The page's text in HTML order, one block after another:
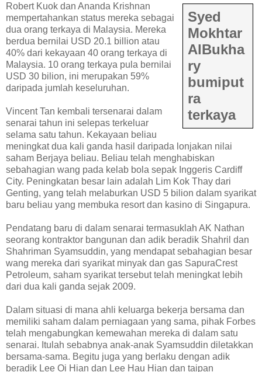
Syed
Mokhtar
AlBukha
ry
bumiput
ra
terkaya
Robert Kuok dan Ananda Krishnan
mempertahankan status mereka sebagai
dua orang terkaya di Malaysia. Mereka
berdua bernilai USD 20.1 billion atau
40% dari kekayaan 40 orang terkaya di
Malaysia. 10 orang terkaya pula bernilai
USD 30 bilion, ini merupakan 59%
daripada jumlah keseluruhan.
Vincent Tan kembali tersenarai dalam
senarai tahun ini selepas terkeluar
selama satu tahun. Kekayaan beliau
meningkat dua kali ganda hasil daripada lonjakan nilai
saham Berjaya beliau. Beliau telah menghabiskan
sebahagian wang pada kelab bola sepak Inggeris Cardiff
City. Peningkatan besar lain adalah Lim Kok Thay dari
Genting, yang telah melaburkan USD 5 bilion dalam syarikat
baru beliau yang membuka resort dan kasino di Singapura.
Pendatang baru di dalam senarai termasuklah AK Nathan
seorang kontraktor bangunan dan adik beradik Shahril dan
Shahriman Syamsuddin, yang mendapat sebahagian besar
wang mereka dari syarikat minyak dan gas SapuraCrest
Petroleum, saham syarikat tersebut telah meningkat lebih
dari dua kali ganda sejak 2009.
Dalam situasi di mana ahli keluarga bekerja bersama dan
memiliki saham dalam perniagaan yang sama, pihak Forbes
telah mengabungkan kemewahan mereka di dalam satu
senarai. Itulah sebabnya anak-anak Syamsuddin diletakkan
bersama-sama. Begitu juga yang berlaku dengan adik
beradik Lee Oi Hian dan Lee Hau Hian dan taipan